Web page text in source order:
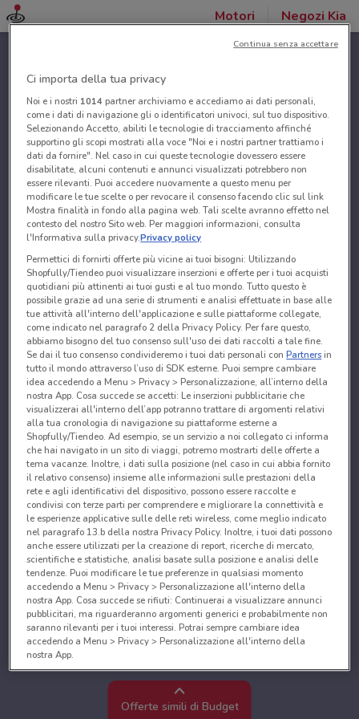
Motori Negozi Kia
Offerte simili di Budget
Ci importa della tua privacy
Noi e i nostri 1014partner archiviamo e accediamo ai dati personali,
come i dati di navigazione gli o identificatori univoci, sul tuo dispositivo.
Selezionando Accetto, abiliti le tecnologie di tracciamento affinché
supportino gli scopi mostrati alla voce "Noi e i nostri partner trattiamo i
dati da fornire". Nel caso in cui queste tecnologie dovessero essere
disabilitate, alcuni contenuti e annunci visualizzati potrebbero non
essere rilevanti. Puoi accedere nuovamente a questo menu per
modificare le tue scelte o per revocare il consenso facendo clic sul link
Mostra finalità in fondo alla pagina web. Tali scelte avranno effetto nel
contesto del nostro Sito web. Per maggiori informazioni, consulta
l'Informativa sulla privacy.Privacy policy
Permettici di fornirti offerte più vicine ai tuoi bisogni: Utilizzando
Shopfully/Tiendeo puoi visualizzare inserzioni e offerte per i tuoi acquisti
quotidiani più attinenti ai tuoi gusti e al tuo mondo. Tutto questo è
possibile grazie ad una serie di strumenti e analisi effettuate in base alle
tue attività all'interno dell'applicazione e sulle piattaforme collegate,
come indicato nel paragrafo 2 della Privacy Policy. Per fare questo,
abbiamo bisogno del tuo consenso sull'uso dei dati raccolti a tale fine.
Se dai il tuo consenso condivideremo i tuoi dati personali conPartnersin
tutto il mondo attraverso l’uso di SDK esterne. Puoi sempre cambiare
idea accedendo a Menu > Privacy > Personalizzazione, all’interno della
nostra App. Cosa succede se accetti: Le inserzioni pubblicitarie che
visualizzerai all'interno dell’app potranno trattare di argomenti relativi
alla tua cronologia di navigazione su piattaforme esterne a
Shopfully/Tiendeo. Ad esempio, se un servizio a noi collegato ci informa
che hai navigato in un sito di viaggi, potremo mostrarti delle offerte a
tema vacanze. Inoltre, i dati sulla posizione (nel caso in cui abbia fornito
il relativo consenso) insieme alle informazioni sulle prestazioni della
rete e agli identificativi del dispositivo, possono essere raccolte e
condivisi con terze parti per comprendere e migliorare la connettività e
le esperienze applicative sulle delle reti wireless, come meglio indicato
nel paragrafo 13.b della nostra Privacy Policy. Inoltre, i tuoi dati possono
anche essere utilizzati per la creazione di report, ricerche di mercato,
scientifiche e statistiche, analisi basate sulla posizione e analisi delle
tendenze. Puoi modificare le tue preferenze in qualsiasi momento
accedendo a Menu > Privacy > Personalizzazione all'interno della
nostra App. Cosa succede se rifiuti: Continuerai a visualizzare annunci
pubblicitari, ma riguarderanno argomenti generici e probabilmente non
saranno rilevanti per i tuoi interessi. Potrai sempre cambiare idea
accedendo a Menu > Privacy > Personalizzazione all'interno della
nostra App.
Noi e i nostri partner trattiamo i dati per fornire:
Utilizzare dati di geolocalizzazione precisi. Scansione attiva delle
caratteristiche del dispositivo ai fini dell’identificazione. Archiviare
Continua senza accettare